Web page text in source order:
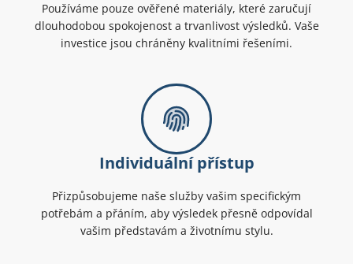
Používáme pouze ověřené materiály, které zaručují
dlouhodobou spokojenost a trvanlivost výsledků. Vaše
investice jsou chráněny kvalitními řešeními.
Individuální přístup
Přizpůsobujeme naše služby vašim specifickým
potřebám a přáním, aby výsledek přesně odpovídal
vašim představám a životnímu stylu.